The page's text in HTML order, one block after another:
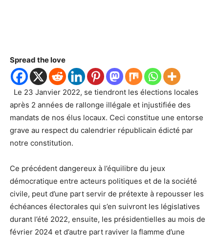
Spread the love
Le 23 Janvier 2022, se tiendront les élections locales
après 2 années de rallonge illégale et injustifiée des
mandats de nos élus locaux. Ceci constitue une entorse
grave au respect du calendrier républicain édicté par
notre constitution.
Ce précédent dangereux à l’équilibre du jeux
démocratique entre acteurs politiques et de la société
civile, peut d’une part servir de prétexte à repousser les
échéances électorales qui s’en suivront les législatives
durant l’été 2022, ensuite, les présidentielles au mois de
février 2024 et d’autre part raviver la flamme d’une